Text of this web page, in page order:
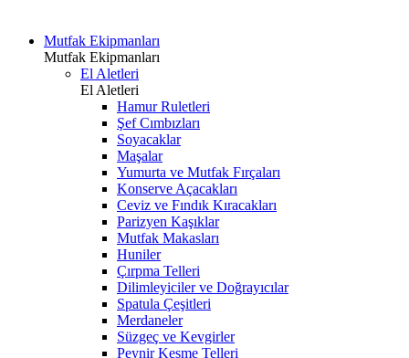
Mutfak Ekipmanları
Mutfak Ekipmanları
El Aletleri
El Aletleri
Hamur Ruletleri
Şef Cımbızları
Soyacaklar
Maşalar
Yumurta ve Mutfak Fırçaları
Konserve Açacakları
Ceviz ve Fındık Kıracakları
Parizyen Kaşıklar
Mutfak Makasları
Huniler
Çırpma Telleri
Dilimleyiciler ve Doğrayıcılar
Spatula Çeşitleri
Merdaneler
Süzgeç ve Kevgirler
Peynir Kesme Telleri